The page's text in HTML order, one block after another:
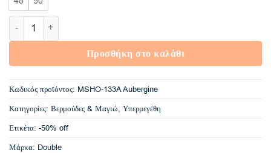
MSHO-133A Double Cargo Βερμούδα (Μεγάλα μεγέθη)
Προσθήκη στο καλάθι
Κωδικός προϊόντος: MSHO-133A Aubergine
Κατηγορίες: Βερμούδες & Μαγιώ, Υπερμεγέθη
Ετικέτα: -50% off
Μάρκα: Double